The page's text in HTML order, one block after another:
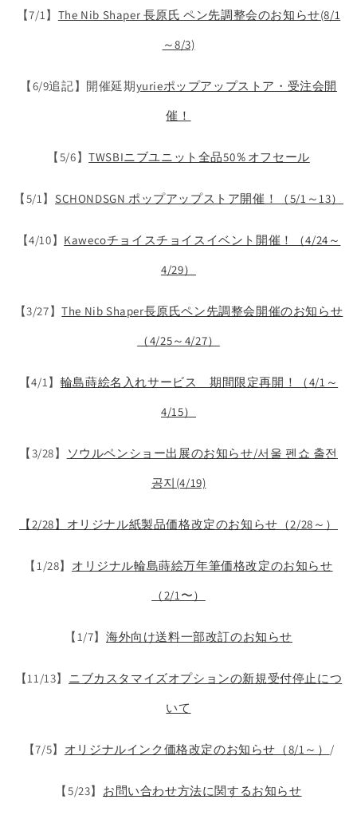
【7/1】 The Nib Shaper 長原氏 ペン先調整会のお知らせ(8/1
～8/3)
【6/9追記】開催延期yurieポップアップストア・受注会開
催！
【5/6】TWSBIニブユニット全品50％オフセール
【5/1】 SCHONDSGN ポップアップストア開催！（5/1～13）
【4/10】 Kawecoチョイスチョイスイベント開催！（4/24～
4/29）
【3/27】The Nib Shaper長原氏ペン先調整会開催のお知らせ
（4/25～4/27）
【4/1】 輪島蒔絵名入れサービス 期間限定再開！（4/1～
4/15）
【3/28】
ソウルペンショー出展のお知らせ/서울 펜쇼 출전
공지(4/19)
【2/28】オリジナル紙製品価格改定のお知らせ（2/28～）
【1/28】 オリジナル輪島蒔絵万年筆価格改定のお知らせ
（2/1〜）
【1/7】 海外向け送料一部改訂のお知らせ
【11/13】 ニブカスタマイズオプションの新規受付停止につ
いて
【7/5】 オリジナルインク価格改定のお知らせ（8/1～） /
【5/23】 お問い合わせ方法に関するお知らせ